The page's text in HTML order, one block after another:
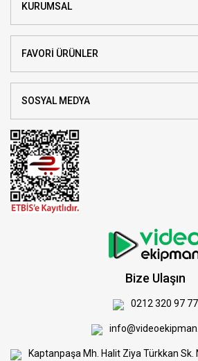
KURUMSAL
FAVORİ ÜRÜNLER
SOSYAL MEDYA
Bize Ulaşın
0212 320 97 77
Kaptanpaşa Mh. Halit Ziya Türkkan Sk.